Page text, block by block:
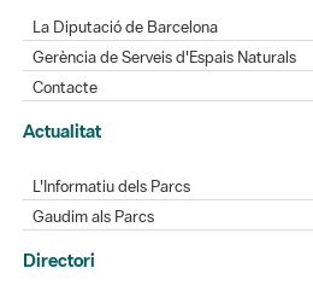
La Diputació de Barcelona
Gerència de Serveis d'Espais Naturals
Contacte
Actualitat
L'Informatiu dels Parcs
Gaudim als Parcs
Directori